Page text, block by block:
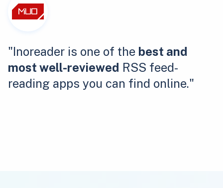
"Inoreader is one of the best and
most well-reviewed RSS feed-
reading apps you can find online."